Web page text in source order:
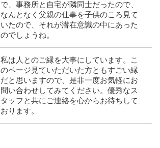
で、事務所と自宅が隣同士だったので、
なんとなく父親の仕事を子供のころ見て
いたので、それが潜在意識の中にあった
のでしょうね。
私は人とのご縁を大事にしています。こ
のページ見ていただいた方ともすごい縁
だと思いますので、是非一度お気軽にお
問い合わせしてみてください。優秀なス
タッフと共にご連絡を心からお待ちして
おります。